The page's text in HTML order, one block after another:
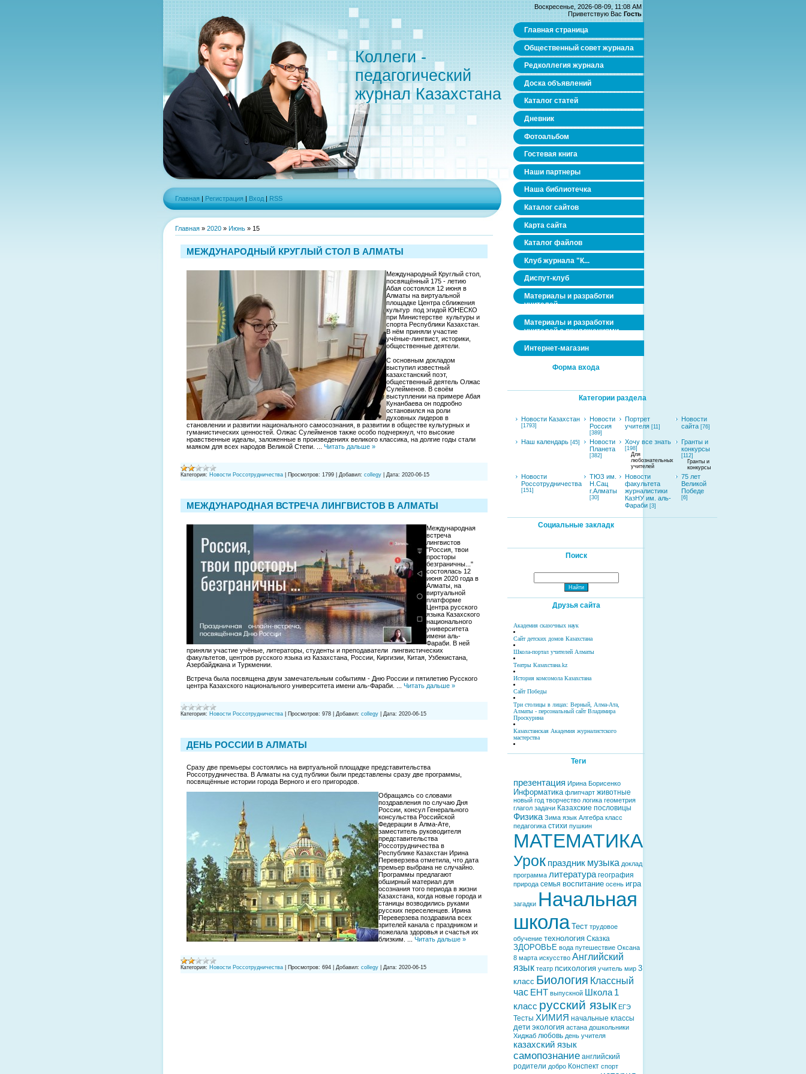
Коллеги -
педагогический
журнал Казахстана
Главная | Регистрация | Вход | RSS
Главная » 2020 » Июнь » 15
МЕЖДУНАРОДНЫЙ КРУГЛЫЙ СТОЛ В АЛМАТЫ
Международный Круглый стол,
посвящённый 175 - летию
Абая состоялся 12 июня в
Алматы на виртуальной
площадке Центра сближения
культур под эгидой ЮНЕСКО
при Министерстве культуры и
спорта Республики Казахстан.
В нём приняли участие
учёные-лингвист, историки,
общественные деятели.
С основным докладом
выступил известный
казахстанский поэт,
общественный деятель Олжас
Сулейменов. В своём
выступлении на примере Абая
Кунанбаева он подробно
остановился на роли
духовных лидеров в
становлении и развитии национального самосознания, в развитии в обществе культурных и
гуманистических ценностей. Олжас Сулейменов также особо подчеркнул, что высокие
нравственные идеалы, заложенные в произведениях великого классика, на долгие годы стали
маяком для всех народов Великой Степи.
Читать дальше »
Категория: Новости Россотрудничества Просмотров: 1799 Добавил: collegy Дата: 2020-06-15
МЕЖДУНАРОДНАЯ ВСТРЕЧА ЛИНГВИСТОВ В АЛМАТЫ
Международная
встреча
лингвистов
"Россия, твои
просторы
безграничны..."
состоялась 12
июня 2020 года в
Алматы, на
виртуальной
платформе
Центра русского
языка Казахского
национального
университета
имени аль-
Фараби. В ней
приняли участие учёные, литераторы, студенты и преподаватели лингвистических
факультетов, центров русского языка из Казахстана, России, Киргизии, Китая, Узбекистана,
Азербайджана и Туркмении.
Встреча была посвящена двум замечательным событиям - Дню России и пятилетию Русского
центра Казахского национального университета имени аль-Фараби.
Читать дальше »
Категория: Новости Россотрудничества Просмотров: 978 Добавил: collegy Дата: 2020-06-15
ДЕНЬ РОССИИ В АЛМАТЫ
Сразу две премьеры состоялись на виртуальной площадке представительства
Россотрудничества. В Алматы на суд публики были представлены сразу две программы,
посвящённые истории города Верного и его пригородов.
Обращаясь со словами
поздравления по случаю Дня
России, консул Генерального
консульства Российской
Федерации в Алма-Ате,
заместитель руководителя
представительства
Россотрудничества в
Республике Казахстан Ирина
Переверзева отметила, что дата
премьер выбрана не случайно.
Программы предлагают
обширный материал для
осознания того периода в жизни
Казахстана, когда новые города и
станицы возводились руками
русских переселенцев. Ирина
Переверзева поздравила всех
зрителей канала с праздником и
пожелала здоровья и счастья их
близким.
Читать дальше »
Категория: Новости Россотрудничества Просмотров: 694 Добавил: collegy Дата: 2020-06-15
Воскресенье, 2026-08-09, 11:08 AM
Приветствую Вас Гость
Главная страница
Общественный совет журнала
Редколлегия журнала
Доска объявлений
Каталог статей
Дневник
Фотоальбом
Гостевая книга
Наши партнеры
Наша библиотечка
Каталог сайтов
Карта сайта
Каталог файлов
Клуб журнала "К...
Диспут-клуб
Материалы и разработки
учителей
Материалы и разработки
учителей с приложениями
Интернет-магазин
Форма входа
Категории раздела
Новости Казахстан
[1793]
Новости
Россия
[389]
Портрет
учителя [11]
Новости
сайта [76]
Наш календарь [45]
Новости
Планета
[382]
Хочу все знать
[198]
Для
любознательных
учителей
Гранты и
конкурсы
[112]
Гранты и
конкурсы
Новости
Россотрудничества
[151]
ТЮЗ им.
Н.Сац
г.Алматы
[30]
Новости
факультета
журналистики
КазНУ им. аль-
Фараби [3]
75 лет
Великой
Победе
[6]
Социальные закладк
Поиск
Друзья сайта
Академия сказочных наук
Сайт детских домов Казахстана
Школа-портал учителей Алматы
Театры Казахстана.kz
История комсомола Казахстана
Сайт Победы
Три столицы в лицах: Верный, Алма-Ата,
Алматы - персональный сайт Владимира
Проскурина
Казахстанская Академия журналистского
мастерства
Теги
презентация Ирина Борисенко
Информатика флипчарт животные
новый год творчество логика геометрия
глагол задачи Казахские пословицы
Физика Зима язык Алгебра класс
педагогика стихи пушкин
МАТЕМАТИКА
Урок праздник музыка доклад
программа литература география
природа семья воспитание осень игра
загадки Начальная
школа Тест трудовое
обучение технология Сказка
ЗДОРОВЬЕ вода путешествие Оксана
8 марта искусство Английский
язык театр психология учитель мир 3
класс Биология Классный
час ЕНТ выпускной Школа 1
класс русский язык ЕГЭ
Тесты ХИМИЯ начальные классы
дети экология астана дошкольники
Хиджаб любовь день учителя
казахский язык
самопознание английский
родители добро Конспект спорт